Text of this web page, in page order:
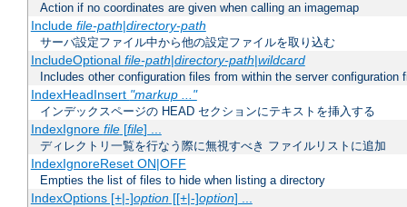
Action if no coordinates are given when calling an imagemap
Include file-path|directory-path
サーバ設定ファイル中から他の設定ファイルを取り込む
IncludeOptional file-path|directory-path|wildcard
Includes other configuration files from within the server configuration
IndexHeadInsert "markup ..."
インデックスページの HEAD セクションにテキストを挿入する
IndexIgnore file[file] ...
ディレクトリ一覧を行なう際に無視すべき ファイルリストに追加
IndexIgnoreReset ON|OFF
Empties the list of files to hide when listing a directory
IndexOptions [+|-]option[[+|-]option] ...